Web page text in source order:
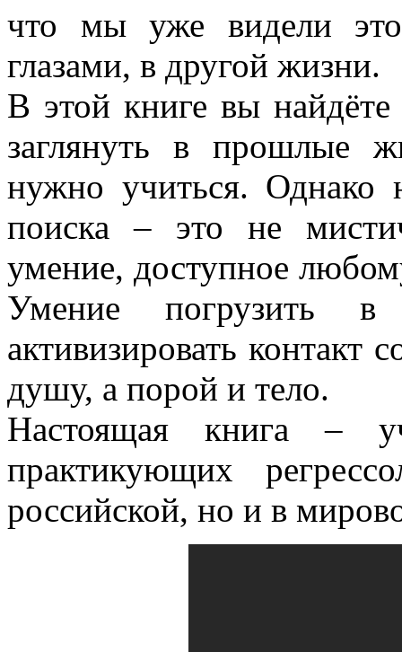
что мы уже видели
глазами, в другой жизни.
В этой книге вы
заглянуть в прошлые
нужно учиться. Однако
поиска – это не
умение, доступное
Умение погрузить
активизировать
душу, а порой и тело.
Настоящая книга –
практикующих
российской, но и в